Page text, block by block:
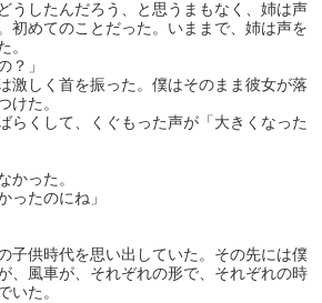
うしたんだろう、と思うまもなく、姉は声
初めてのことだった。いままで、姉は声を
。
？」
激しく首を振った。僕はそのまま彼女が落
けた。
らくして、くぐもった声が「大きくなった
かった。
ったのにね」
子供時代を思い出していた。その先には僕
、風車が、それぞれの形で、それぞれの時
いた。